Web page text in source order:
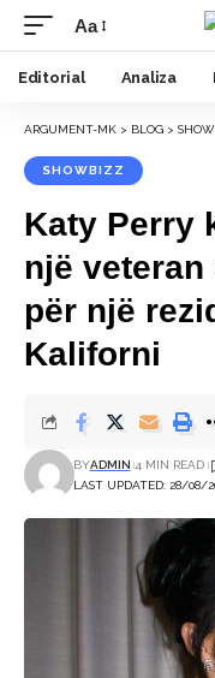
Font
Resizer
Aa
Editorial Analiza
ARGUMENT-MK > BLOG >
SHOWBIZZ
Katy Perry
një
për një
Kaliforni
LAST UPDATED: 28/08/
BYADMIN 4 MIN READ